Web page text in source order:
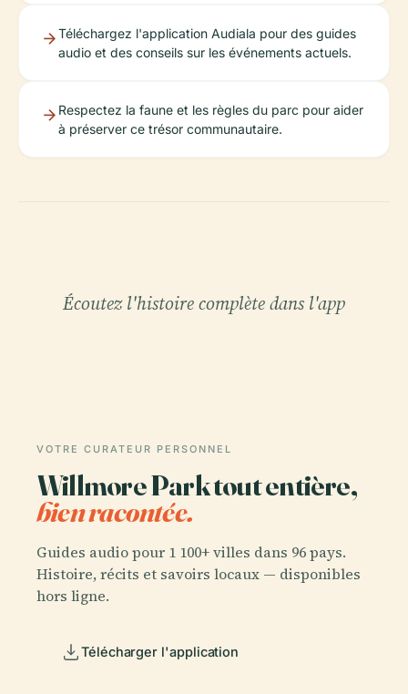
Téléchargez l'application Audiala pour des guides
audio et des conseils sur les événements actuels.
Respectez la faune et les règles du parc pour aider
à préserver ce trésor communautaire.
Écoutez l'histoire complète dans l'app
VOTRE CURATEUR PERSONNEL
Willmore Park tout entière,
bien racontée.
Guides audio pour 1 100+ villes dans 96 pays.
Histoire, récits et savoirs locaux — disponibles
hors ligne.
Télécharger l'application